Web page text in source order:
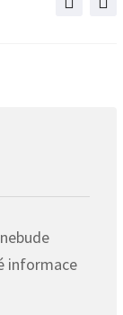
informace